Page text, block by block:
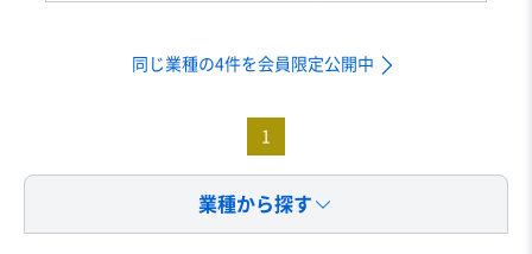
同じ業種の4件を会員限定公開中
1
業種から探す